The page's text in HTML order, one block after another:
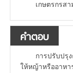
เกษตรกรส
คำตอบ
การปรับปรุ
ให้หญ้าหรืออาห